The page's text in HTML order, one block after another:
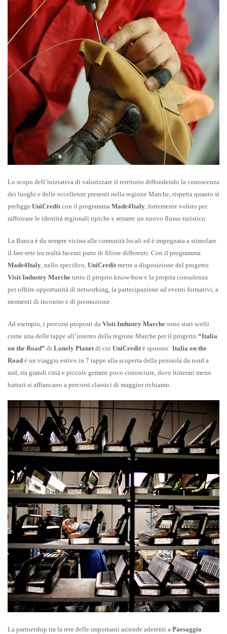
Lo scopo dell’iniziativa di valorizzare il territorio diffondendo la conoscenza
dei luoghi e delle eccellenze presenti nella regione Marche, rispetta quanto si
prefigge UniCreditcon il programma Made4Italy, fortemente voluto per
rafforzare le identità regionali tipiche e attrarre un nuovo flusso turistico.
La Banca è da sempre vicina alle comunità locali ed è impegnata a stimolare
il fare-rete tra realtà facenti parte di filiere differenti. Con il programma
Made4Italy, nello specifico, UniCreditmette a disposizione del progetto
Visit Industry Marche tutto il proprio know-how e la propria consulenza
per offrire opportunità di networking, la partecipazione ad eventi formativi, a
momenti di incontro e di promozione.
Ad esempio, i percorsi proposti da Visit Industry Marche sono stati scelti
come una delle tappe all’interno della regione Marche per il progetto “Italia
on the Road” di Lonely Planetdi cui UniCreditè sponsor. Italia on the
Road è un viaggio estivo in 7 tappe alla scoperta della penisola da nord a
sud, tra grandi città e piccole gemme poco conosciute, dove itinerari meno
battuti si affiancano a percorsi classici di maggior richiamo.
La partnership tra la rete delle importanti aziende aderenti a Paesaggio